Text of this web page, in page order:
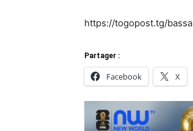
https://togopost.tg/
Partager :
Facebook X